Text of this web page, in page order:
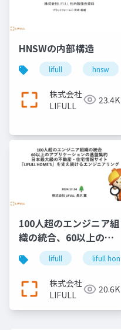
HNSWの内部構造
lifull hnsw
株式会社
LIFULL
23.4K
100人超のエンジニア組
織の統合、60以上のア
プリケーションの基盤
集約、日本最大級の不
動産・住宅情報サイト
『LIFULL HOME'S』を
支え続けるエンジニア
lifull lifull
株式会社
LIFULL
20.6K